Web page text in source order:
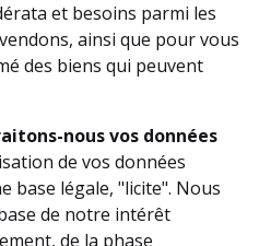
et besoins parmi les
ainsi que pour vous
des biens qui peuvent
nous vos données
de vos données
base légale, "licite". Nous
de notre intérêt
de la phase